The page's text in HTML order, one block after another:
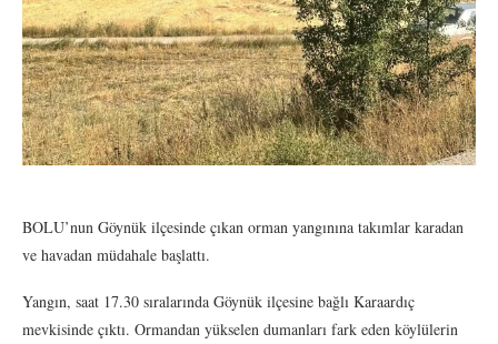
BOLU’nun Göynük ilçesinde çıkan orman yangınına takımlar karadan
ve havadan müdahale başlattı.
Yangın, saat 17.30 sıralarında Göynük ilçesine bağlı Karaardıç
mevkisinde çıktı. Ormandan yükselen dumanları fark eden köylülerin